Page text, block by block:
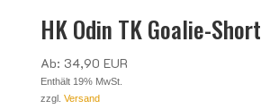
HK Odin TK Goalie-Short
Ab: 34,90 EUR
Enthält 19% MwSt.
zzgl. Versand